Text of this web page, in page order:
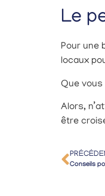
Le
Pour une
locaux
Que vous
Alors,
être
Conseils